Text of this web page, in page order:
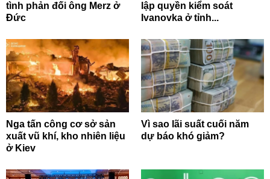
tình phản đối ông Merz ở
Đức
lập quyền kiểm soát
Ivanovka ở tỉnh...
Nga tấn công cơ sở sản
xuất vũ khí, kho nhiên liệu
ở Kiev
Vì sao lãi suất cuối năm
dự báo khó giảm?